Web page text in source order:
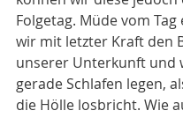
Folgetag. Müde vom
wir mit letzter Kraft den
unserer Unterkunft und
gerade Schlafen legen,
die Hölle losbricht. Wie